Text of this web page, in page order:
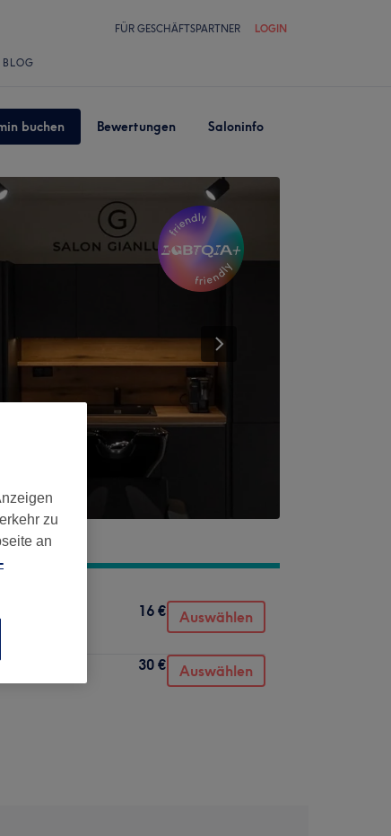
FÜR GESCHÄFTSPARTNER LOGIN
BLOG
buchen Bewertungen Saloninfo
16 € Auswählen
30 € Auswählen
zu
an